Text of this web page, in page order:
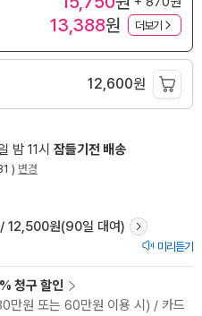
13,388원 더보기
12,600원
밤 11시 잠들기전 배송
) 변경
12,500원(90일 대여)
미리듣기
청구 할인
만원 또는 60만원 이용 시) / 카드